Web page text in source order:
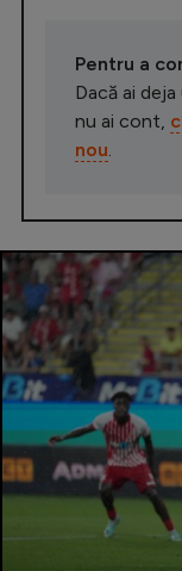
Pentru a
Dacă ai
nu ai cont,
nou